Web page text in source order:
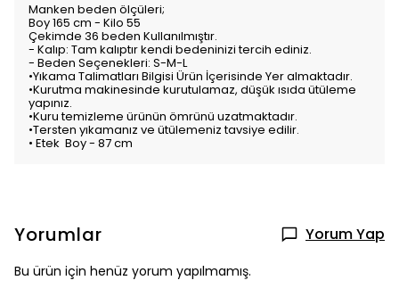
Manken beden ölçüleri;
Boy 165 cm - Kilo 55
Çekimde 36 beden Kullanılmıştır.
- Kalıp: Tam kalıptır kendi bedeninizi tercih ediniz.
- Beden Seçenekleri: S-M-L
•Yıkama Talimatları Bilgisi Ürün İçerisinde Yer almaktadır.
•Kurutma makinesinde kurutulamaz, düşük ısıda ütüleme
yapınız.
•Kuru temizleme ürünün ömrünü uzatmaktadır.
•Tersten yıkamanız ve ütülemeniz tavsiye edilir.
• Etek Boy - 87 cm
Yorumlar Yorum Yap
Bu ürün için henüz yorum yapılmamış.